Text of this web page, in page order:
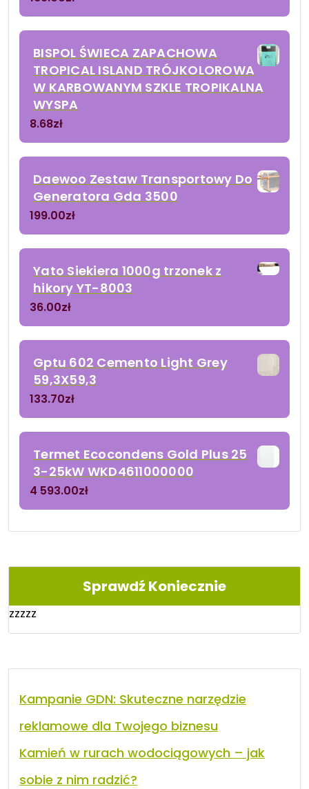
BISPOL ŚWIECA ZAPACHOWA
TROPICAL ISLAND TRÓJKOLOROWA
W KARBOWANYM SZKLE TROPIKALNA
WYSPA
8.68zł
Daewoo Zestaw Transportowy Do
Generatora Gda 3500
199.00zł
Yato Siekiera 1000g trzonek z
hikory YT-8003
36.00zł
Gptu 602 Cemento Light Grey
59,3X59,3
133.70zł
Termet Ecocondens Gold Plus 25
3-25kW WKD4611000000
4 593.00zł
Sprawdź Koniecznie
zzzzz
Kampanie GDN: Skuteczne narzędzie
reklamowe dla Twojego biznesu
Kamień w rurach wodociągowych – jak
sobie z nim radzić?